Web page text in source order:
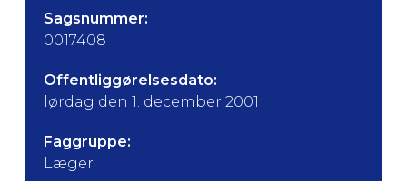
Sagsnummer:
0017408
Offentliggørelsesdato:
lørdag den 1. december 2001
Faggruppe:
Læger